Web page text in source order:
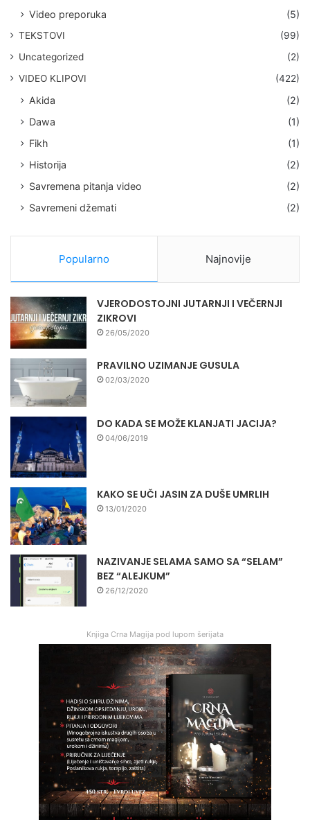
Video preporuka
(5)
TEKSTOVI
(99)
Uncategorized
(2)
VIDEO KLIPOVI
(422)
Akida
(2)
Dawa
(1)
Fikh
(1)
Historija
(2)
Savremena pitanja video
(2)
Savremeni džemati
(2)
Popularno Najnovije
VJERODOSTOJNI JUTARNJI I VEČERNJI
ZIKROVI
26/05/2020
PRAVILNO UZIMANJE GUSULA
02/03/2020
DO KADA SE MOŽE KLANJATI JACIJA?
04/06/2019
KAKO SE UČI JASIN ZA DUŠE UMRLIH
13/01/2020
NAZIVANJE SELAMA SAMO SA “SELAM”
BEZ “ALEJKUM”
26/12/2020
Knjiga Crna Magija pod lupom šerijata